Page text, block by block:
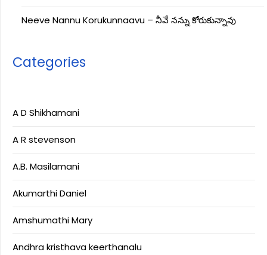
Neeve Nannu Korukunnaavu – నీవే నన్ను కోరుకున్నావు
Categories
A D Shikhamani
A R stevenson
A.B. Masilamani
Akumarthi Daniel
Amshumathi Mary
Andhra kristhava keerthanalu